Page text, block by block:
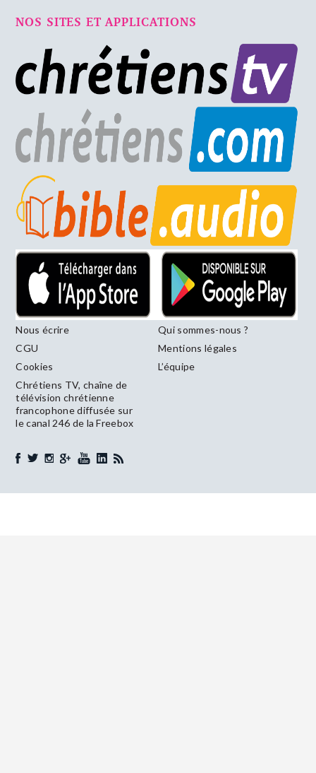
NOS SITES ET APPLICATIONS
Nous écrire
Qui sommes-nous ?
CGU
Mentions légales
Cookies
L’équipe
Chrétiens TV, chaîne de
télévision chrétienne
francophone diffusée sur
le canal 246 de la Freebox